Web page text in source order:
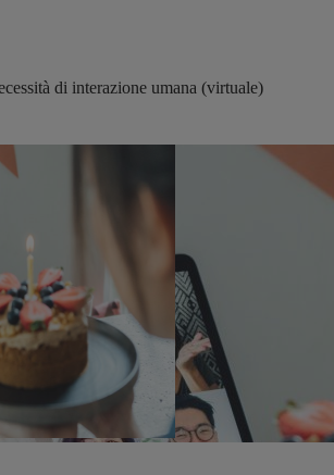
di interazione umana (virtuale)